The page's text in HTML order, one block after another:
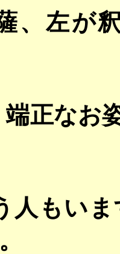
、左が
端正なお
人もい